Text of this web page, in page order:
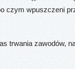
czym wpuszczeni
trwania zawodów,